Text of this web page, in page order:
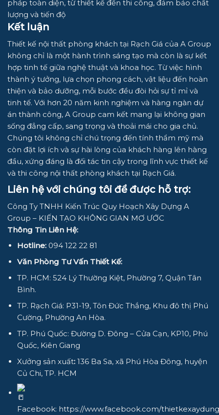
pháp toàn diện, từ thiết kế đến thi công, đảm bảo chất
lượng và tiến độ
Kết luận
Thiết kế nội thất phòng khách tại Rạch Giá của A Group
không chỉ là một hành trình sáng tạo mà còn là sự kết
hợp tinh tế giữa nghệ thuật và khoa học. Từ việc hình
thành ý tưởng, lựa chọn phong cách, vật liệu đến hoàn
thiện và bảo dưỡng, mỗi bước đều đòi hỏi sự tỉ mỉ và
tinh tế. Với hơn 20 năm kinh nghiệm và hàng ngàn dự
án thành công, A Group cam kết mang lại không gian
sống đẳng cấp, sang trọng và thoải mái cho gia chủ.
Chúng tôi không chỉ chú trọng đến tính thẩm mỹ mà
còn đặt lợi ích và sự hài lòng của khách hàng lên hàng
đầu, xứng đáng là đối tác tin cậy trong lĩnh vực thiết kế
và thi công nội thất phòng khách tại Rạch Giá.
Liên hệ với chúng tôi để được hỗ trợ:
Công Ty TNHH Kiến Trúc Quy Hoạch Xây Dựng A
Group – KIẾN TẠO KHÔNG GIAN MƠ ƯỚC
Thông Tin Liên Hệ:
Hotline:094 122 22 81
Văn Phòng Tư Vấn Thiết Kế:
TP. HCM: 524 Lý Thường Kiệt, Phường 7, Quận Tân
Bình.
TP. Rạch Giá: P31-19, Tôn Đức Thắng, Khu đô thị Phú
Cường, Phường An Hòa.
TP. Phú Quốc: Đường D. Đông – Cửa Cạn, KP10, Phú
Quốc, Kiên Giang
Xưởng sản xuất:136 Ba Sa, xã Phú Hòa Đông, huyện
Củ Chi, TP. HCM
Facebook: https://www.facebook.com/